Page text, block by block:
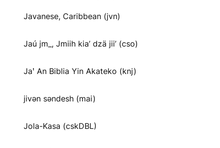
Javanese, Caribbean (jvn)
Jaú jm_, Jmiih kia’ dzä jii’ (cso)
Jaꞌ An Biblia Yin Akateko (knj)
jivən səndesh (mai)
Jola-Kasa (cskDBL)